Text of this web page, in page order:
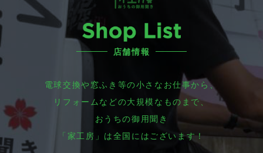
店舗情報
電球交換や窓ふき等の小さなお仕事から、
リフォームなどの大規模なものまで、
おうちの御用聞き
「家工房」は全国にはございます！